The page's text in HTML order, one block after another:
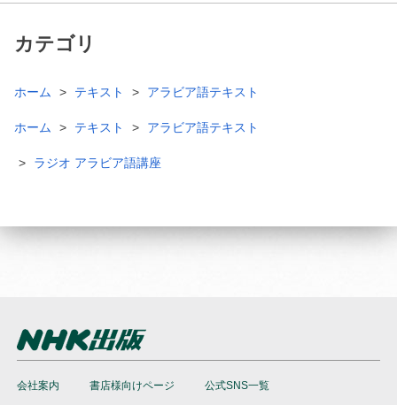
カテゴリ
ホーム テキスト アラビア語テキスト
ホーム テキスト アラビア語テキスト
ラジオ アラビア語講座
会社案内 書店様向けページ 公式SNS一覧